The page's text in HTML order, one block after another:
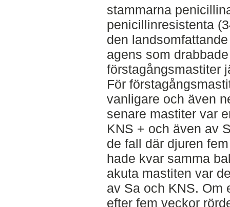
stammarna
penicillinresistenta
den
agens som
förstagångsmastiter
För
vanligare och även
senare mastiter var
KNS + och även av
de fall där djuren
hade kvar samma
akuta mastiten var
av Sa och KNS. Om
efter fem veckor